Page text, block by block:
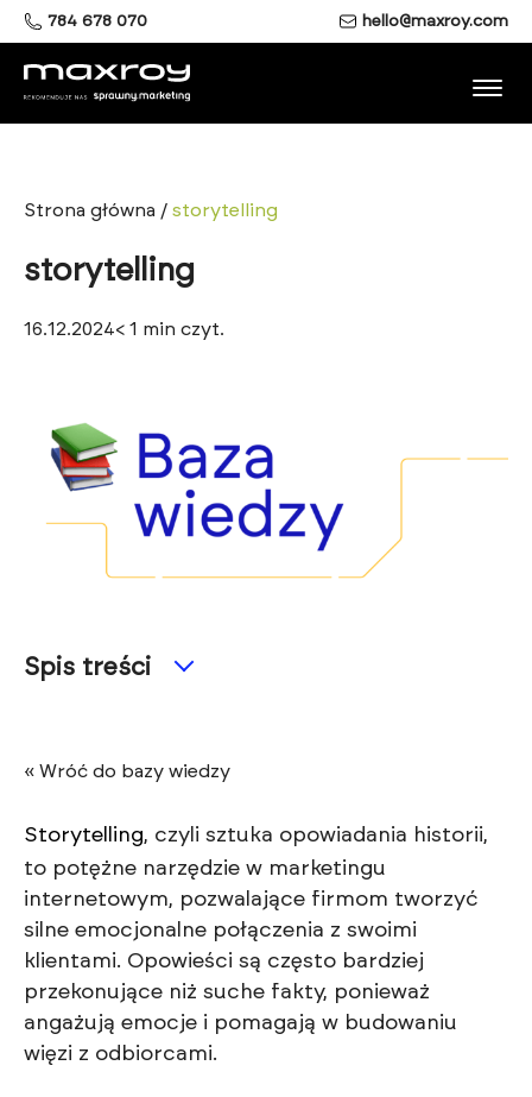
784 678 070 hello@maxroy.com
Strona główna / storytelling
storytelling
16.12.2024< 1 min czyt.
Spis treści
« Wróć do bazy wiedzy
Storytelling, czyli sztuka opowiadania historii,
to potężne narzędzie w marketingu
internetowym, pozwalające firmom tworzyć
silne emocjonalne połączenia z swoimi
klientami. Opowieści są często bardziej
przekonujące niż suche fakty, ponieważ
angażują emocje i pomagają w budowaniu
więzi z odbiorcami.